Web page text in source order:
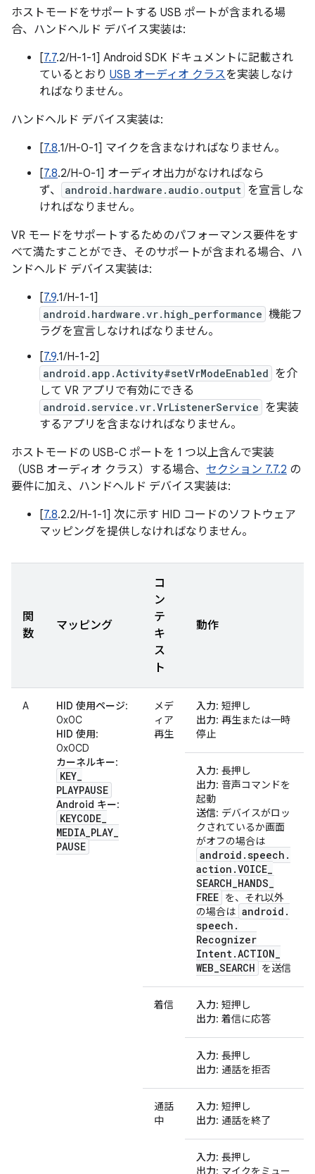
ホストモードをサポートする USB ポートが含まれる場
合、ハンドヘルド デバイス実装は:
[7.7.2/H-1-1] Android SDK ドキュメントに記載され
ているとおり USB オーディオ クラスを実装しなけ
ればなりません。
ハンドヘルド デバイス実装は:
[7.8.1/H-0-1] マイクを含まなければなりません。
[7.8.2/H-0-1] オーディオ出力がなければなら
ず、
android.hardware.audio.output を宣言しな
ければなりません。
VR モードをサポートするためのパフォーマンス要件をす
べて満たすことができ、そのサポートが含まれる場合、ハ
ンドヘルド デバイス実装は:
[7.9.1/H-1-1]
android.hardware.vr.high_performance 機能フ
ラグを宣言しなければなりません。
[7.9.1/H-1-2]
android.app.Activity#setVrModeEnabled を介
して VR アプリで有効にできる
android.service.vr.VrListenerService を実装
するアプリを含まなければなりません。
ホストモードの USB-C ポートを 1 つ以上含んで実装
（USB オーディオ クラス）する場合、 セクション 7.7.2 の
要件に加え、ハンドヘルド デバイス実装は:
[7.8.2.2/H-1-1] 次に示す HID コードのソフトウェア
マッピングを提供しなければなりません。
関
数
マッピング
コ
ン
テ
キ
ス
ト
動作
A HID 使用ページ:
0x0C
HID 使用:
0x0CD
カーネルキー:
KEY_
PLAYPAUSE
Android キー:
KEYCODE_
MEDIA_PLAY_
PAUSE
メデ
ィア
再生
入力: 短押し
出力: 再生または一時
停止
入力: 長押し
出力: 音声コマンドを
起動
送信: デバイスがロッ
クされているか画面
がオフの場合は
android .speech .
action .VOICE_
SEARCH_HANDS_
FREE を、それ以外
の場合は android .
speech .
Recognizer
Intent.ACTION_
WEB_SEARCH を送信
着信 入力: 短押し
出力: 着信に応答
入力: 長押し
出力: 通話を拒否
通話
中
入力: 短押し
出力: 通話を終了
入力: 長押し
出力: マイクをミュー